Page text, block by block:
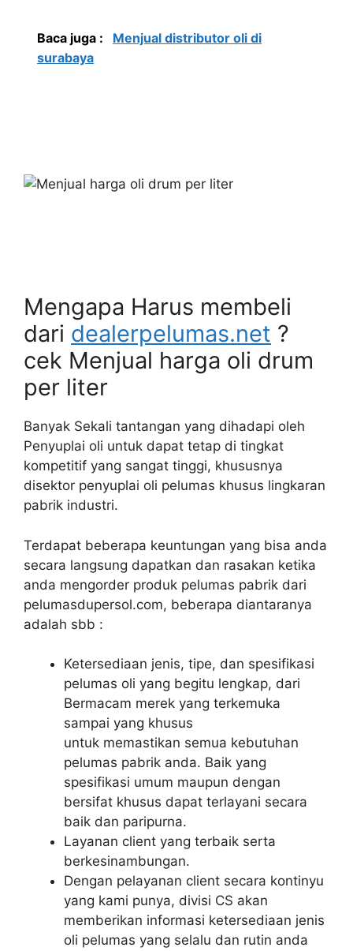
Baca juga :
Menjual distributor oli di
surabaya
Mengapa Harus membeli
dari dealerpelumas.net ?
cek Menjual harga oli drum
per liter
Banyak Sekali tantangan yang dihadapi oleh
Penyuplai oli untuk dapat tetap di tingkat
kompetitif yang sangat tinggi, khususnya
disektor penyuplai oli pelumas khusus lingkaran
pabrik industri.
Terdapat beberapa keuntungan yang bisa anda
secara langsung dapatkan dan rasakan ketika
anda mengorder produk pelumas pabrik dari
pelumasdupersol.com, beberapa diantaranya
adalah sbb :
Ketersediaan jenis, tipe, dan spesifikasi
pelumas oli yang begitu lengkap, dari
Bermacam merek yang terkemuka
sampai yang khusus
untuk memastikan semua kebutuhan
pelumas pabrik anda. Baik yang
spesifikasi umum maupun dengan
bersifat khusus dapat terlayani secara
baik dan paripurna.
Layanan client yang terbaik serta
berkesinambungan.
Dengan pelayanan client secara kontinyu
yang kami punya, divisi CS akan
memberikan informasi ketersediaan jenis
oli pelumas yang selalu dan rutin anda